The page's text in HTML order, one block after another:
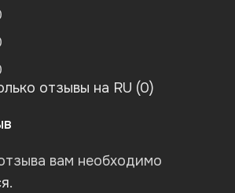
отзывы на RU (0)
вам необходимо
.